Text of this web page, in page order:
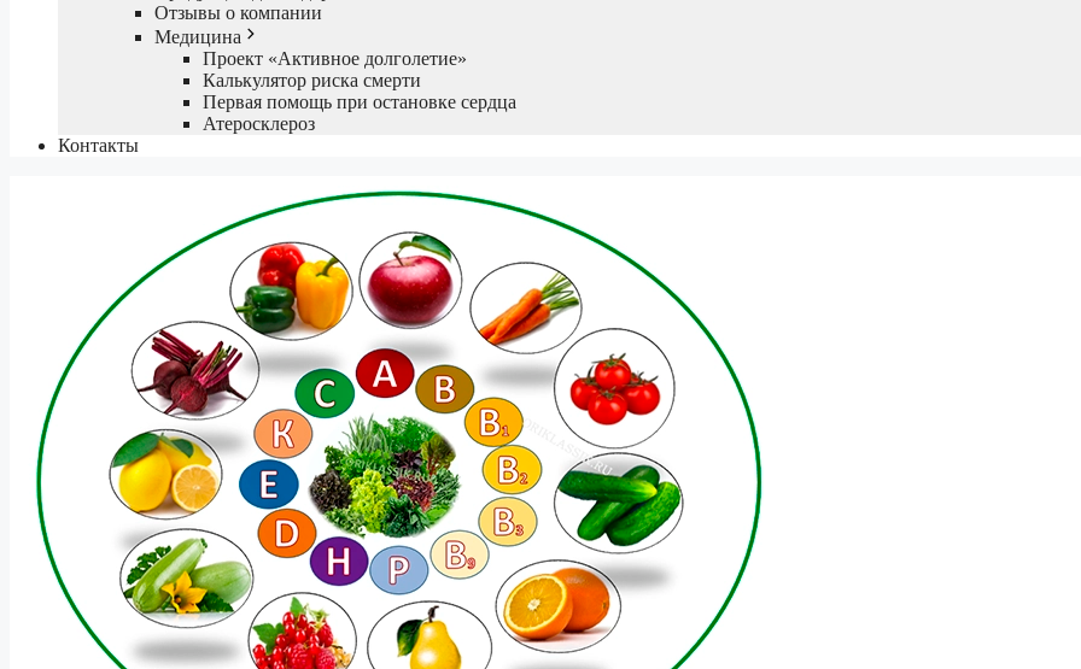
Отзывы о компании
Медицина
Проект «Активное долголетие»
Калькулятор риска смерти
Первая помощь при остановке сердца
Атеросклероз
Контакты